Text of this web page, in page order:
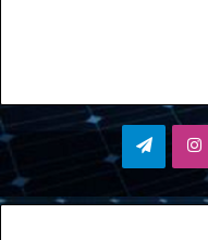
اینستاگرامتلگرام